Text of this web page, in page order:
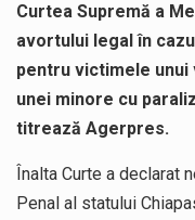
Curtea Supremă a
avortului legal în
pentru victimele unui
unei minore cu
titrează Agerpres.
Înalta Curte a declarat
Penal al statului